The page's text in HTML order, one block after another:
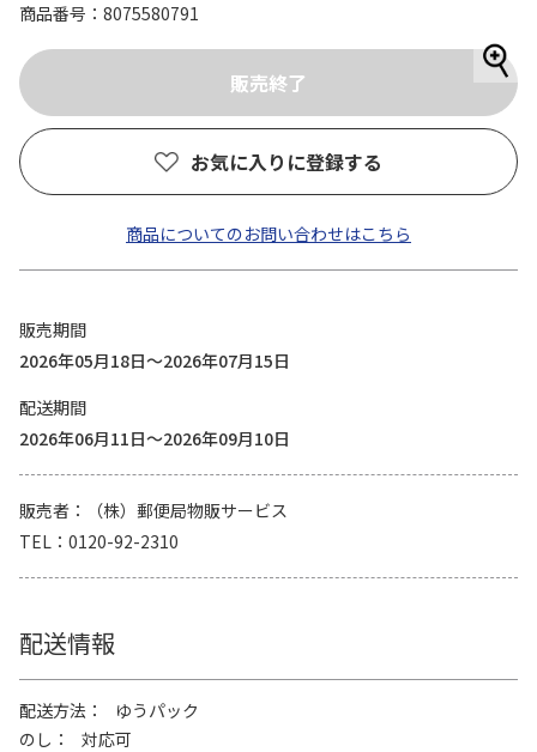
商品番号
8075580791
お気に入りに登録する
商品についてのお問い合わせはこちら
販売期間
2026年05月18日～2026年07月15日
配送期間
2026年06月11日～2026年09月10日
販売者
（株）郵便局物販サービス
TEL
0120-92-2310
配送情報
配送方法
ゆうパック
のし
対応可